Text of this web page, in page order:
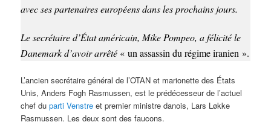
avec ses partenaires européens dans les prochains jours.
Le secrétaire d’État américain, Mike Pompeo, a félicité le
Danemark d’avoir arrêté « un assassin du régime iranien ».
L’ancien secrétaire général de l’OTAN et marionette des États
Unis, Anders Fogh Rasmussen, est le prédécesseur de l’actuel
chef duparti Venstre et premier ministre danois, Lars Løkke
Rasmussen. Les deux sont des faucons.